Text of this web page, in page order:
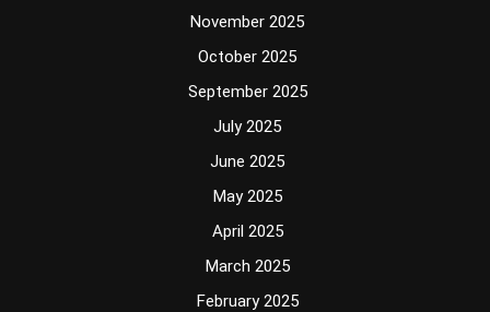
November 2025
October 2025
September 2025
July 2025
June 2025
May 2025
April 2025
March 2025
February 2025